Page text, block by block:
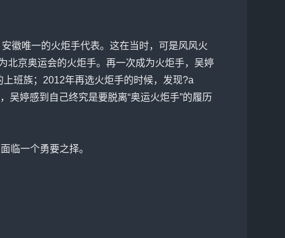
徽唯一的火炬手代表。这在当时，可是风风火
北京奥运会的火炬手。再一次成为火炬手，吴婷
班族；2012年再选火炬手的时候，发现?a
吴婷感到自己终究是要脱离“奥运火炬手”的履历
临一个勇要之择。